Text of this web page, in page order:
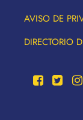
AVISO DE
DIRECTORIO